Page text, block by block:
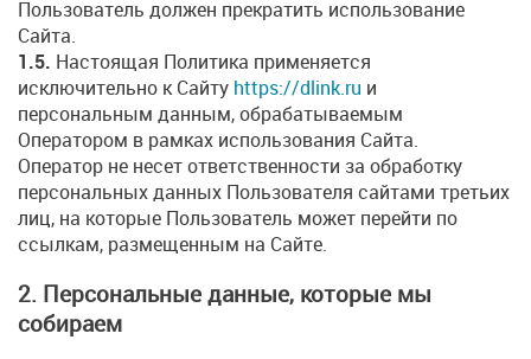
Пользователь должен прекратить использование
Сайта.
1.5. Настоящая Политика применяется
исключительно к Сайту https://dlink.ru и
персональным данным, обрабатываемым
Оператором в рамках использования Сайта.
Оператор не несет ответственности за обработку
персональных данных Пользователя сайтами третьих
лиц, на которые Пользователь может перейти по
ссылкам, размещенным на Сайте.
2. Персональные данные, которые мы
собираем